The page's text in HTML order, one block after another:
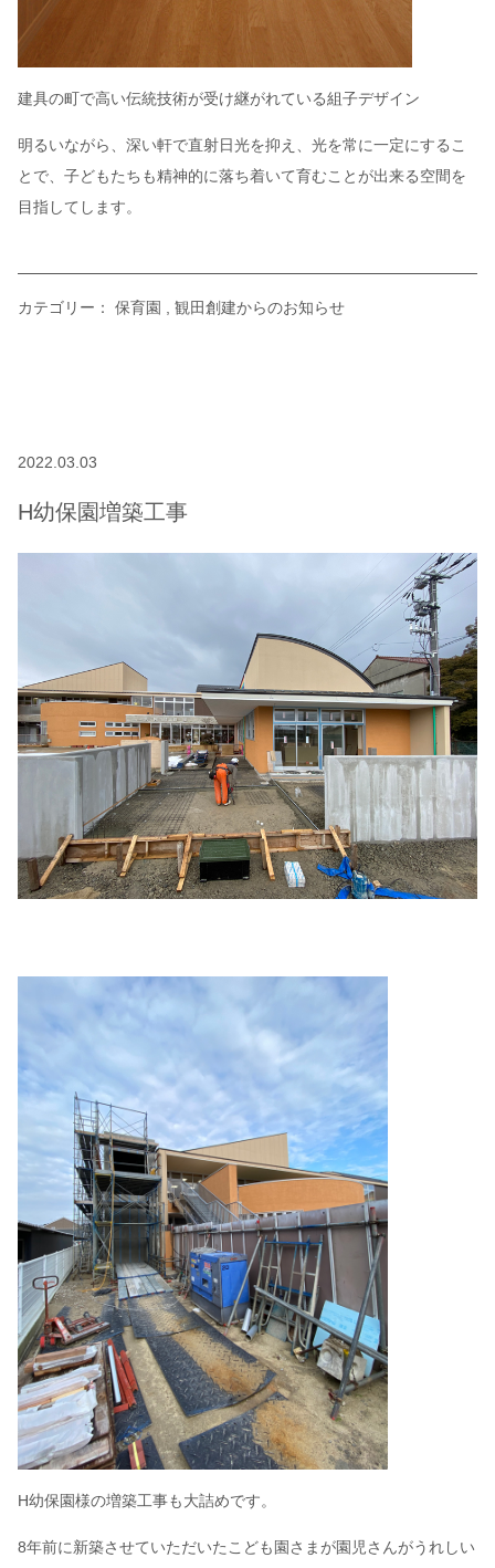
建具の町で高い伝統技術が受け継がれている組子デザイン
明るいながら、深い軒で直射日光を抑え、光を常に一定にするこ
とで、子どもたちも精神的に落ち着いて育むことが出来る空間を
目指してします。
カテゴリー： 保育園 観田創建からのお知らせ
2022.03.03
H幼保園増築工事
H幼保園様の増築工事も大詰めです。
8年前に新築させていただいたこども園さまが園児さんがうれしい